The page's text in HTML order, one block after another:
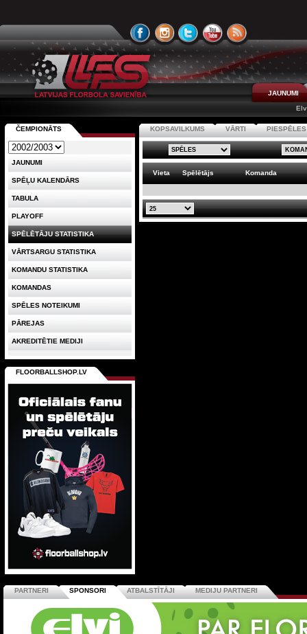
JAUNUMI
KOPSAVILKUMS VĀRTI PIESPĒLES
Vieta Spēlētājs Komanda
ČEMPIONĀTS
JAUNUMI
SPĒĻU KALENDĀRS
TABULA
PLAYOFF
SPĒLĒTĀJU STATISTIKA
VĀRTSARGU STATISTIKA
KOMANDU STATISTIKA
KOMANDAS
SPĒLES NOTEIKUMI
PĀREJAS
AKREDITĒTIE MEDIJI
FLOORBALLSHOP.LV
PARTNERI SPONSORI ATBALSTĪTĀJI MEDIJU PARTNERI